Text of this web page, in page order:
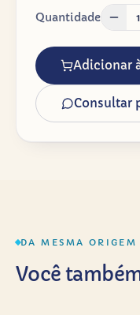
Quantidade 1
Adicionar
Consultar
DA MESMA ORIGEM
Você